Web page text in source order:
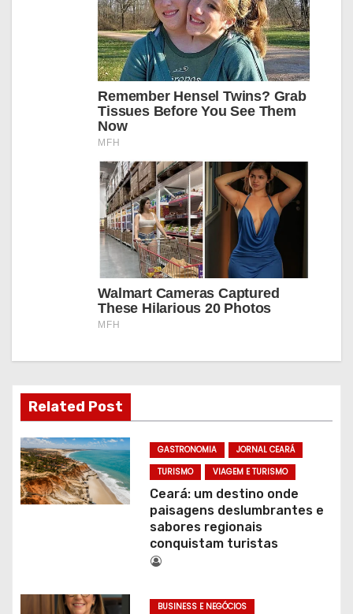
Related Post
GASTRONOMIA
JORNAL CEARÁ
TURISMO
VIAGEM E TURISMO
Ceará: um destino onde
paisagens deslumbrantes e
sabores regionais
conquistam turistas
BUSINESS E NEGÓCIOS